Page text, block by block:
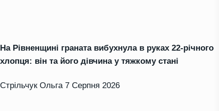
На Рівненщині граната вибухнула в руках 22-річного
хлопця: він та його дівчина у тяжкому стані
Стрільчук Ольга 7 Серпня 2026